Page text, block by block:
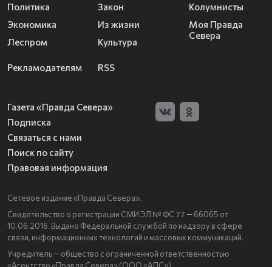
Политика
Экономика
Леспром
Закон
Из жизни
Культура
Колумнисты
Моя Правда
Севера
Рекламодателям RSS
Газета «Правда Севера»
Подписка
Связаться с нами
Поиск по сайту
Правовая информация
Сетевое издание «Правда Севера».
Свидетельство о регистрации СМИ ЭЛ № ФС 77 — 66065 от
10.06.2016. Выдано Федеральной службой по надзору в сфере
связи, информационных технологий и массовых коммуникаций.
Учредитель — общество с ограниченной ответственностью